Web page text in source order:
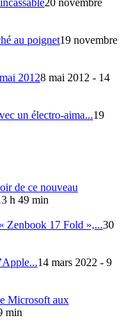
au poignet19 novembre
20128 mai 2012 - 14
un électro-aima...19
de ce nouveau
h 49 min
Zenbook 17 Fold »,...30
14 mars 2022 - 9
Microsoft aux
min